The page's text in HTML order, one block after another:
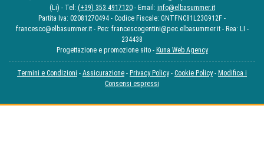
(Li) - Tel: (+39) 353 4917120- Email: info@elbasummer.it
Partita Iva: 02081270494 - Codice Fiscale: GNTFNC81L23G912F -
francesco@elbasummer.it - Pec: francescogentini@pec.elbasummer.it - Rea: LI -
234438
Progettazione e promozione sito - Kuna Web Agency
Termini e Condizioni - Assicurazione - Privacy Policy- Cookie Policy- Modifica i
Consensi espressi